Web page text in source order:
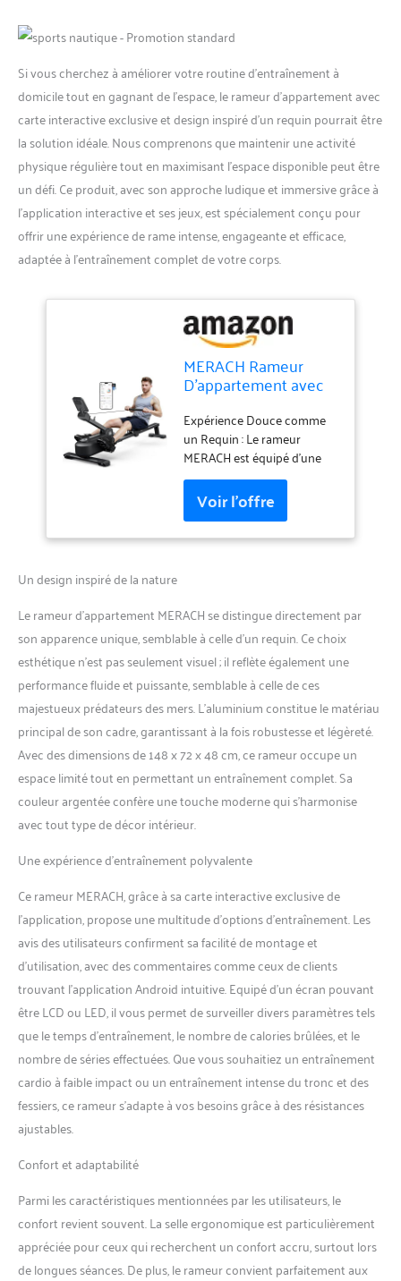
Si vous cherchez à améliorer votre routine d’entraînement à
domicile tout en gagnant de l’espace, le rameur d’appartement avec
carte interactive exclusive et design inspiré d’un requin pourrait être
la solution idéale. Nous comprenons que maintenir une activité
physique régulière tout en maximisant l’espace disponible peut être
un défi. Ce produit, avec son approche ludique et immersive grâce à
l’application interactive et ses jeux, est spécialement conçu pour
offrir une expérience de rame intense, engageante et efficace,
adaptée à l’entraînement complet de votre corps.
MERACH Rameur
D'appartement avec
Carte Interactive
Exclusive de l' APP et
Jeux, Apparence
Semblable à Un
Requin, Expérience de
Rame Intense, Gain
de Place, Adapté à
L'entraînement du
Expérience Douce comme
un Requin : Le rameur
MERACH est équipé d'une
technologie de résistance
magnétique avancée avec
16 niveaux réglables, vous
rame glisse aussi doucement
et silencieusement qu'un
requin nageant dans l'eau,
vous offrant ainsi une
expérience d'entraînement
efficace et sans interruption.
Conception Compacte : Le
rameur MERACH au design
de requin a été amélioré
pour réduire son
encombrement de 20 %, ne
nécessitant que 0,7 mètre
carré (48 cm x 148 cm). Sa
conception compacte est
idéale pour les petits
espaces et vous permet de
profiter d'un entraînement
efficace à domicile sans
déranger les autres. App
Exclusives MERACH pour un
Entraînement Intelligent :
Connectez-vous via
Bluetooth à l'application
exclusive MERACH pour
suivre en temps réel vos
données de rame, vos
progrès d'entraînement et
les calories brûlées.
Système de Résistance
Magnétique Silencieux : Le
système avec 16 niveaux de
résistance, allant jusqu'à 32
Un design inspiré de la nature
Le rameur d’appartement MERACH se distingue directement par
son apparence unique, semblable à celle d’un requin. Ce choix
esthétique n’est pas seulement visuel ; il reflète également une
performance fluide et puissante, semblable à celle de ces
majestueux prédateurs des mers. L’aluminium constitue le matériau
principal de son cadre, garantissant à la fois robustesse et légèreté.
Avec des dimensions de 148 x 72 x 48 cm, ce rameur occupe un
espace limité tout en permettant un entraînement complet. Sa
couleur argentée confère une touche moderne qui s’harmonise
avec tout type de décor intérieur.
Une expérience d’entraînement polyvalente
Ce rameur MERACH, grâce à sa carte interactive exclusive de
l’application, propose une multitude d’options d’entraînement. Les
avis des utilisateurs confirment sa facilité de montage et
d’utilisation, avec des commentaires comme ceux de clients
trouvant l’application Android intuitive. Equipé d’un écran pouvant
être LCD ou LED, il vous permet de surveiller divers paramètres tels
que le temps d’entraînement, le nombre de calories brûlées, et le
nombre de séries effectuées. Que vous souhaitiez un entraînement
cardio à faible impact ou un entraînement intense du tronc et des
fessiers, ce rameur s’adapte à vos besoins grâce à des résistances
ajustables.
Confort et adaptabilité
Parmi les caractéristiques mentionnées par les utilisateurs, le
confort revient souvent. La selle ergonomique est particulièrement
appréciée pour ceux qui recherchent un confort accru, surtout lors
de longues séances. De plus, le rameur convient parfaitement aux